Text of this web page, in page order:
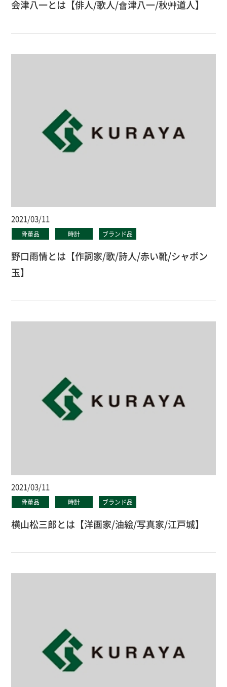
会津八一とは【俳人/歌人/會津八一/秋艸道人】
2021/03/11
骨董品 時計 ブランド品
野口雨情とは【作詞家/歌/詩人/赤い靴/シャボン
玉】
2021/03/11
骨董品 時計 ブランド品
横山松三郎とは【洋画家/油絵/写真家/江戸城】